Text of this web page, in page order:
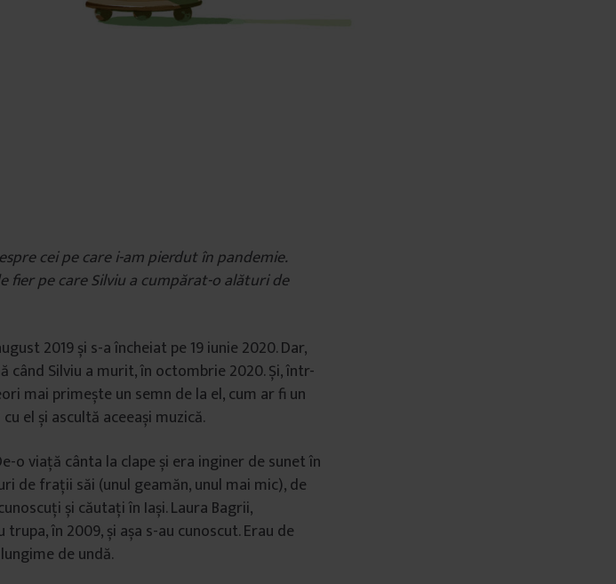
cei pe care i-am pierdut în pandemie.
pe care Silviu a cumpărat-o alături de
2019 și s-a încheiat pe 19 iunie 2020. Dar,
când Silviu a murit, în octombrie 2020. Și, într-
mai primește un semn de la el, cum ar fi un
el și ascultă aceeași muzică.
o viață cânta la clape și era inginer de sunet în
de frații săi (unul geamăn, unul mai mic), de
și căutați în Iași. Laura Bagrii,
în 2009, și așa s-au cunoscut. Erau de
de undă.